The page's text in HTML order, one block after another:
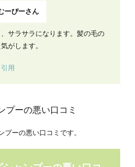
ーぴーさん
サラサラになります。髪の毛の
がします。
用
プーの悪い口コミ
プーの悪い口コミです。